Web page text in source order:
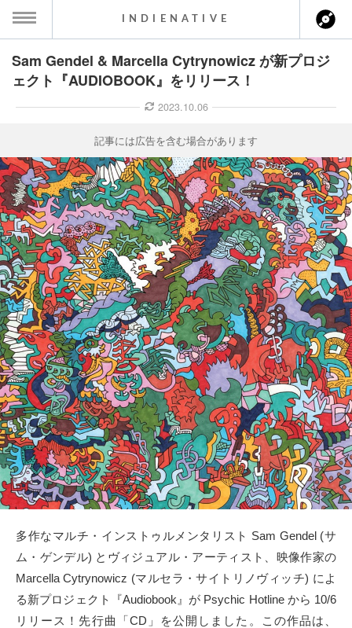
MENU
ト情報
アーティスト
カマー
ション
ト
クト
SOCIAL
Twitter
Facebook
instagram
Tumblr
Soundcloud
INDIENATIVE
Sam Gendel & Marcella Cytrynowicz が新プロジ
ェクト『AUDIOBOOK』をリリース！
2023.10.06
記事には広告を含む場合があります
多作なマルチ・インストゥルメンタリスト Sam Gendel (サ
ム・ゲンデル) とヴィジュアル・アーティスト、映像作家の
Marcella Cytrynowicz (マルセラ・サイトリノヴィッチ) によ
る新プロジェクト『Audiobook』が Psychic Hotline から 10/6
リリース！先行曲「CD」を公開しました。この作品は、